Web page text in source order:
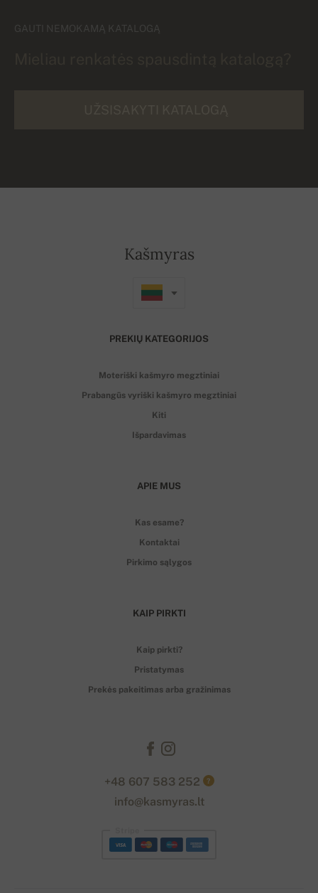
GAUTI NEMOKAMĄ KATALOGĄ
Kašmyras
PREKIŲ KATEGORIJOS
Moteriški kašmyro megztiniai
Prabangūs vyriški kašmyro megztiniai
Kiti
Išpardavimas
APIE MUS
Kas esame?
Kontaktai
Pirkimo sąlygos
KAIP PIRKTI
Kaip pirkti?
Pristatymas
Prekės pakeitimas arba gražinimas
+48 607 583 252 ?
info@kasmyras.lt